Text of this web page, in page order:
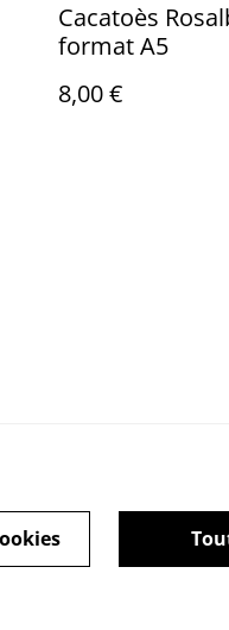
Cacatoès
format A5
8,00 €
Copyright © Tous